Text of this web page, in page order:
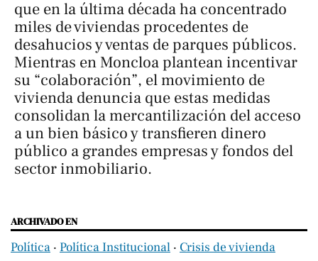
que en la última década ha concentrado
miles de viviendas procedentes de
desahucios y ventas de parques públicos.
Mientras en Moncloa plantean incentivar
su “colaboración”, el movimiento de
vivienda denuncia que estas medidas
consolidan la mercantilización del acceso
a un bien básico y transfieren dinero
público a grandes empresas y fondos del
sector inmobiliario.
ARCHIVADO EN
Política ‧ Política Institucional ‧ Crisis de vivienda